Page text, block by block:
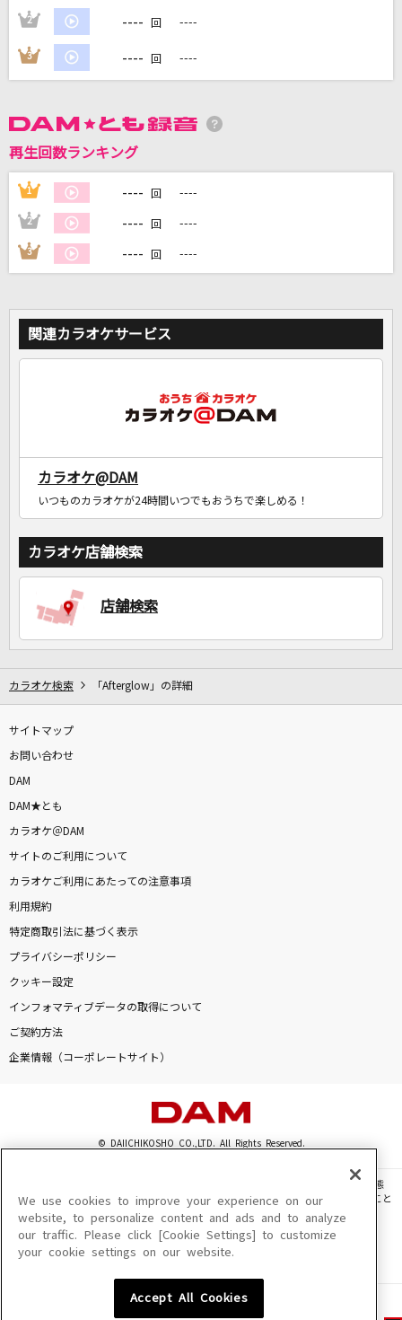
DAMの新曲・ランキングなど
カラオケ最新情報をチェック！
カラオケをもっと楽しもう！
家族や友達と一緒に！練習にも！
2 ---- 回 ----
3 ---- 回 ----
再生回数ランキング
1 ---- 回 ----
2 ---- 回 ----
3 ---- 回 ----
関連カラオケサービス
カラオケ@DAM
いつものカラオケが24時間いつでもおうちで楽しめる！
カラオケ店舗検索
店舗検索
カラオケ検索 「Afterglow」の詳細
サイトマップ
お問い合わせ
DAM
DAM★とも
カラオケ＠DAM
サイトのご利用について
カラオケご利用にあたっての注意事項
利用規約
特定商取引法に基づく表示
プライバシーポリシー
クッキー設定
インフォマティブデータの取得について
ご契約方法
企業情報（コーポレートサイト）
© DAIICHIKOSHO CO.,LTD. All Rights Reserved.
このサイトに掲載されている一切の文章・画像・写真・動画・音声等を、手段や形態
を問わず、著作権法の定める範囲を超えて無断で複製、転載、ファイル化などすること
を禁じます。
楽曲及びコンテンツは、機種によりご利用いただけない場合があります。
楽曲及びコンテンツの配信日、配信内容が変更になる場合があります。
We use cookies to improve your experience on our
website, to personalize content and ads and to analyze
our traffic. Please click [Cookie Settings] to customize
your cookie settings on our website.
Accept All Cookies